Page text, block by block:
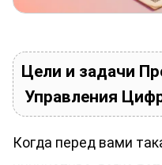
Цели и задачи
Управления
Когда перед вами